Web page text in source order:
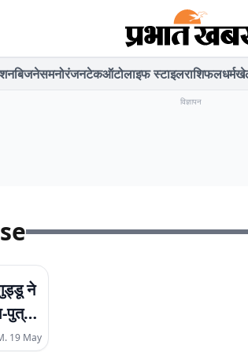
बिजनेसमनोरंजनटेकऑटोलाइफ स्टाइलराशिफलधर्म
विज्ञापन
ने
पुत्र
19 May